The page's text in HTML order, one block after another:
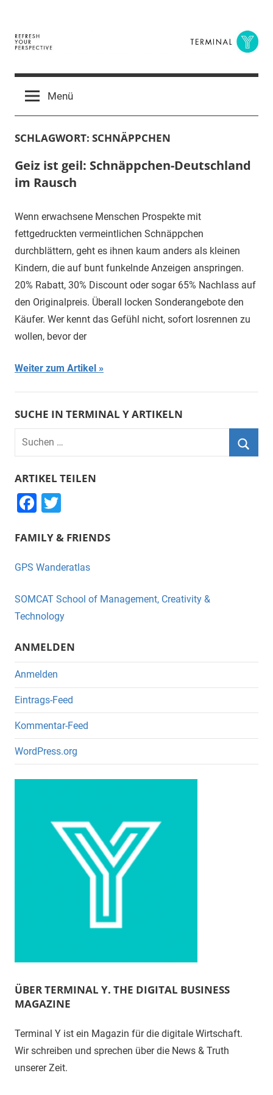
springen
Terminal
Y
Digital
BusinessMenü
SCHLAGWORT: SCHNÄPPCHEN
Geiz ist geil: Schnäppchen-Deutschland
im Rausch
Wenn erwachsene Menschen Prospekte mit
fettgedruckten vermeintlichen Schnäppchen
durchblättern, geht es ihnen kaum anders als kleinen
Kindern, die auf bunt funkelnde Anzeigen anspringen.
20% Rabatt, 30% Discount oder sogar 65% Nachlass auf
den Originalpreis. Überall locken Sonderangebote den
Käufer. Wer kennt das Gefühl nicht, sofort losrennen zu
wollen, bevor der
Weiter zum Artikel
SUCHE IN TERMINAL Y ARTIKELN
Suchen
nach:
ARTIKEL TEILEN
F
c
e
o
o
k
tt
er
FAMILY & FRIENDS
GPS Wanderatlas
SOMCAT School of Management, Creativity &
Technology
ANMELDEN
Anmelden
Eintrags-Feed
Kommentar-Feed
WordPress.org
ÜBER TERMINAL Y. THE DIGITAL BUSINESS
MAGAZINE
Terminal Y ist ein Magazin für die digitale Wirtschaft.
Wir schreiben und sprechen über die News & Truth
unserer Zeit.